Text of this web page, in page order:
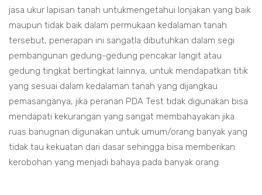
jasa ukur lapisan tanah untukmengetahui lonjakan yang baik
maupun tidak baik dalam permukaan kedalaman tanah
tersebut, penerapan ini sangatla dibutuhkan dalam segi
pembangunan gedung-gedung pencakar langit atau
gedung tingkat bertingkat lainnya, untuk mendapatkan titik
yang sesuai dalam kedalaman tanah yang dijangkau
pemasanganya, jika peranan PDA Test tidak digunakan bisa
mendapati kekurangan yang sangat membahayakan jika
ruas banugnan digunakan untuk umum/orang banyak yang
tidak tau kekuatan dari dasar sehingga bisa memberikan
kerobohan yang menjadi bahaya pada banyak orang.